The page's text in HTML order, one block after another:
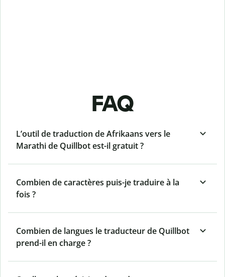
FAQ
L’outil de traduction de Afrikaans vers le
Marathi de Quillbot est-il gratuit ?
Combien de caractères puis-je traduire à la
fois ?
Combien de langues le traducteur de Quillbot
prend-il en charge ?